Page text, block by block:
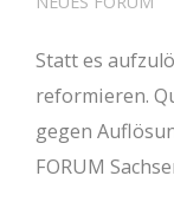
Statt es
reformieren.
gegen
FORUM